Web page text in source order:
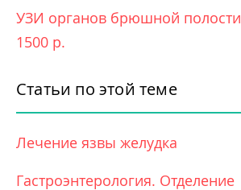
УЗИ органов брюшной полости
1500 р.
Статьи по этой теме
Лечение язвы желудка
Гастроэнтерология. Отделение